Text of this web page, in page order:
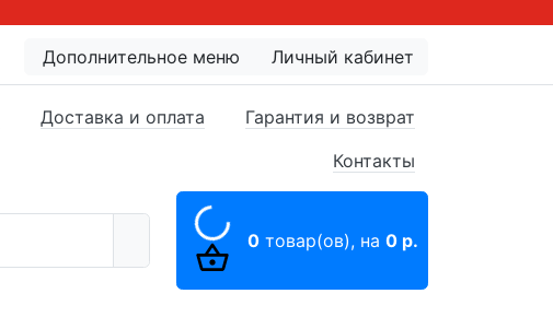
Дополнительное меню Личный кабинет
Доставка и оплата
Гарантия и возврат
Контакты
0 товар(ов), на 0 р.